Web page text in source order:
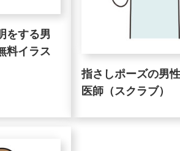
をする男
料イラス
指さしポーズの男
医師（スクラブ）